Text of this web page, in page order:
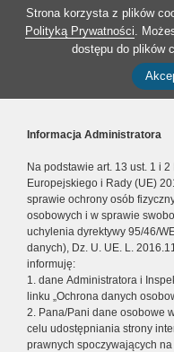
Strona korzysta z plików
Polityką Prywatności.
dostępu do plików
Informacja Administratora
Na podstawie art. 13 ust. 1 i
Europejskiego i Rady (UE)
sprawie ochrony osób
osobowych i w sprawie
uchylenia dyrektywy 95/46/
danych), Dz. U. UE. L.
informuję:
1. dane Administratora i
linku „Ochrona danych
2. Pana/Pani dane osobowe
celu udostępniania strony
prawnych spoczywających